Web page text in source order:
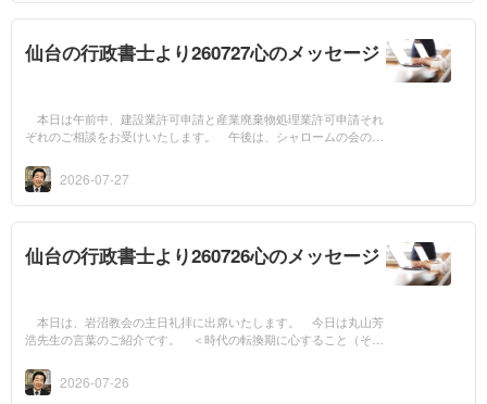
仙台の行政書士より260727心のメッセージ
本日は午前中、建設業許可申請と産業廃棄物処理業許可申請それ
ぞれのご相談をお受けいたします。 午後は、シャロームの会の就
介です。 ＜...
2026-07-27
仙台の行政書士より260726心のメッセージ
本日は、岩沼教会の主日礼拝に出席いたします。 今日は丸山芳
浩先生の言葉のご紹介です。 ＜時代の転換期に心すること（その
6年からGoogl...
2026-07-26